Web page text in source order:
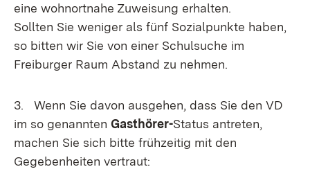
eine wohnortnahe Zuweisung erhalten.
Sollten Sie weniger als fünf Sozialpunkte haben,
so bitten wir Sie von einer Schulsuche im
Freiburger Raum Abstand zu nehmen.
3. Wenn Sie davon ausgehen, dass Sie den VD
im so genannten Gasthörer-Status antreten,
machen Sie sich bitte frühzeitig mit den
Gegebenheiten vertraut: